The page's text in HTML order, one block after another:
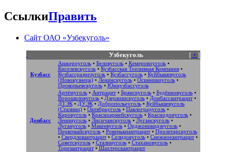
СсылкиПравить
Сайт ОАО «Узбекуголь»
[+ ]
Узбекуголь
Кузбасс
Анжероуголь• Беловуголь• Кемеровоуголь•
Киселевскуголь• Кузбасская Топливная Компания•
Кузбассразрезуголь• Кузбассуголь• Куйбышевуголь
(Новокузнецк)• Ленинскуголь• Осинникиуголь•
Прокопьевскуголь• Южкузбассуголь
Донбасс
Артёмуголь• Антрацит• Брянскуголь• Будённовуголь•
Ворошиловуголь• Дзержинскуголь• Донбассантрацит•
ДТЭК• ДУЭК• Добропольеуголь• Куйбышевуголь
(Сталино)• Октябрьуголь• Павлоградуголь•
Кировуголь• Красноармейскуголь• Краснодонуголь•
Ленинуголь• Лисичанскуголь• Луганскуголь•
Лугануголь• Макеевуголь• Орджоникидзеуголь•
Первомайскуголь• Ровенькиантрацит• Пролетарскуголь
• Свердловантрацит• Селидовуголь• Снежноеантрацит•
Советскуголь• Сталинуголь• Стахановуголь•
Торезантрацит• Шахтерскантрацит